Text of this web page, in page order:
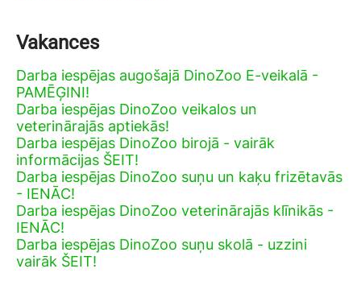
Vakances
Darba iespējas augošajā DinoZoo E-veikalā -
PAMĒĢINI!
Darba iespējas DinoZoo veikalos un
veterinārajās aptiekās!
Darba iespējas DinoZoo birojā - vairāk
informācijas ŠEIT!
Darba iespējas DinoZoo suņu un kaķu frizētavās
- IENĀC!
Darba iespējas DinoZoo veterinārajās klīnikās -
IENĀC!
Darba iespējas DinoZoo suņu skolā - uzzini
vairāk ŠEIT!